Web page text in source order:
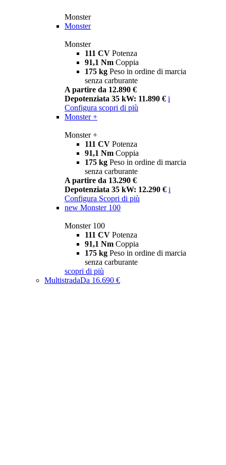
Monster
Monster
Monster
111 CV Potenza
91,1 Nm Coppia
175 kg Peso in ordine di marcia
senza carburante
A partire da 12.890 €
Depotenziata 35 kW: 11.890 € i
Configura scopri di più
Monster +
Monster +
111 CV Potenza
91,1 Nm Coppia
175 kg Peso in ordine di marcia
senza carburante
A partire da 13.290 €
Depotenziata 35 kW: 12.290 € i
Configura Scopri di più
new Monster 100
Monster 100
111 CV Potenza
91,1 Nm Coppia
175 kg Peso in ordine di marcia
senza carburante
scopri di più
MultistradaDa 16.690 €